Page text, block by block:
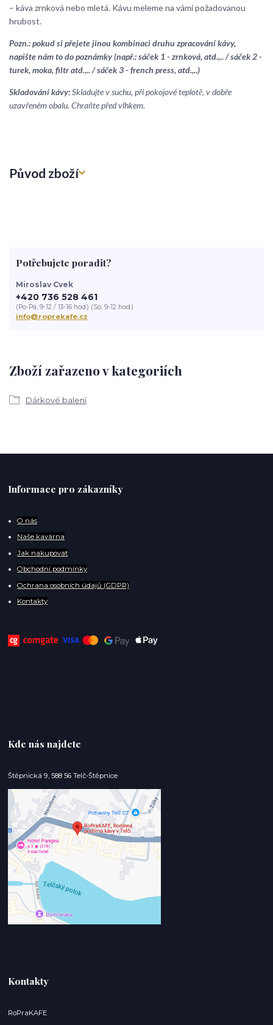
– káva zrnková nebo mletá. Kávu meleme na vámi požadovanou
hrubost.
Pozn.: pokud si přejete jinou kombinaci druhu zpracování kávy,
napište nám to do poznámky (např.: sáček 1 - zrnková, atd.,.. / sáček 2 -
turek, moka, filtr atd.,.. / sáček 3 - french press, atd.,..)
Skladování kávy:Skladujte v suchu, při pokojové teplotě, v dobře
uzavřeném obalu. Chraňte před vlhkem.
Původ zboží
Zboží zařazeno v kategoriích
Dárkové balení
Potřebujete poradit?
Miroslav Cvek
+420 736 528 461
(Po-Pá, 9-12 / 13-16 hod.) (So, 9-12 hod.)
info@roprakafe.cz
Informace pro zákazníky
O nás
Naše kavárna
Jak nakupovat
Obchodní podmínky
Ochrana osobních údajů (GDPR)
Kontakty
Kde nás najdete
Štěpnická 9, 588 56 Telč-Štěpnice
Kontakty
RoPraKAFE